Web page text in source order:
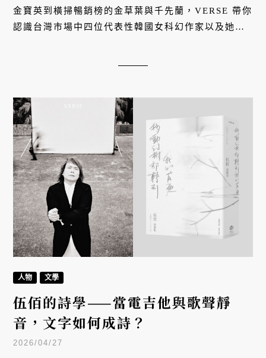
金寶英到橫掃暢銷榜的金草葉與千先蘭，VERSE 帶你
認識台灣市場中四位代表性韓國女科幻作家以及她們
人物 文學
伍佰的詩學——當電吉他與歌聲靜
音，文字如何成詩？
2026/04/27